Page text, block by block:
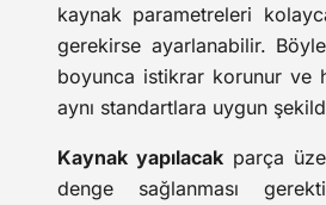
kaynak parametreleri
gerekirse ayarlanabilir.
boyunca istikrar korunur ve
aynı standartlara uygun
Kaynak yapılacak parça
denge sağlanması